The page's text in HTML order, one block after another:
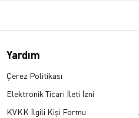
Yardım
Çerez Politikası
Elektronik Ticari İleti İzni
KVKK İlgili Kişi Formu